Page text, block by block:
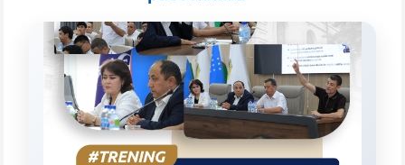
конкретные вопросы:
1. Документы (бакалавр) (5) 2. Документы (магистр) (4)
3. Собеседование (бакалавр) (8)
4. Собеседование (магистр) (5)